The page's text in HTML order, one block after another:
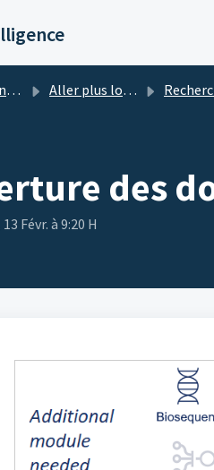
Aller plus loin dans ses recherches Recherche dans
des
Févr. à 9:20 H